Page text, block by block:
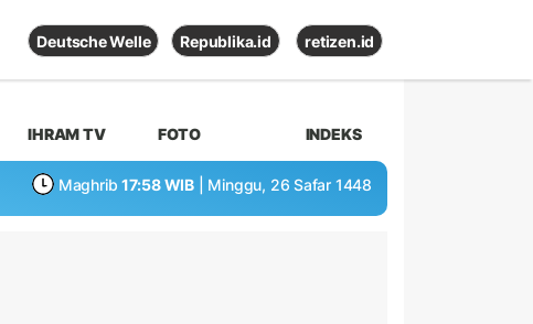
Deutsche Welle Republika.id retizen.id
IHRAM TV FOTO INDEKS
Maghrib 17:58 WIB | Minggu, 26 Safar 1448